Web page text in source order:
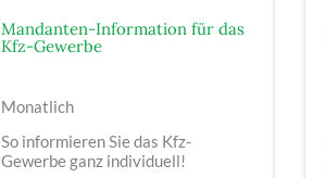
Mandanten-Information für das
Kfz-Gewerbe
Monatlich
So informieren Sie das Kfz-
Gewerbe ganz individuell!